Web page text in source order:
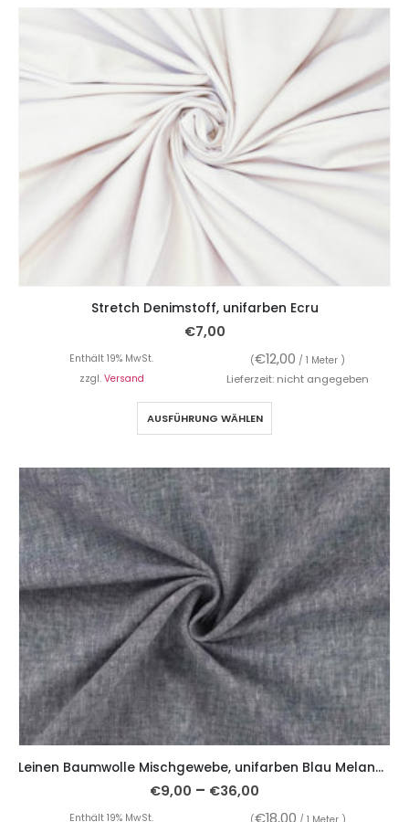
Stretch Denimstoff, unifarben Ecru
€7,00
Enthält 19% MwSt. (€12,00 / 1 Meter )
zzgl. Versand Lieferzeit: nicht angegeben
AUSFÜHRUNG WÄHLEN
Leinen Baumwolle Mischgewebe, unifarben Blau Melange
€9,00 – €36,00
Enthält 19% MwSt. €18,00